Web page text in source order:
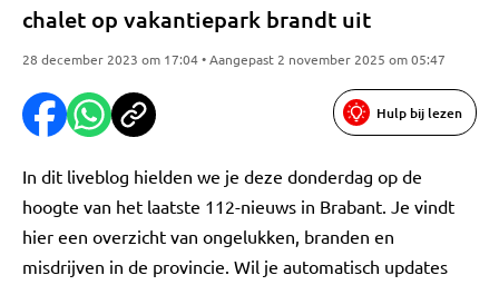
chalet op vakantiepark brandt uit
28 december 2023 om 17:04 • Aangepast 2 november 2025 om 05:47
Hulp bij lezen
In dit liveblog hielden we je deze donderdag op de
hoogte van het laatste 112-nieuws in Brabant. Je vindt
hier een overzicht van ongelukken, branden en
misdrijven in de provincie. Wil je automatisch updates